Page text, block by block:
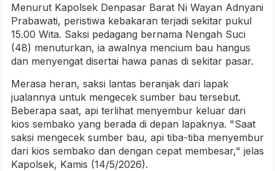
Menurut Kapolsek Denpasar Barat Ni Wayan Adnyani
Prabawati, peristiwa kebakaran terjadi sekitar pukul
15.00 Wita. Saksi pedagang bernama Nengah Suci
(48) menuturkan, ia awalnya mencium bau hangus
dan menyengat disertai hawa panas di sekitar pasar.
Merasa heran, saksi lantas beranjak dari lapak
jualannya untuk mengecek sumber bau tersebut.
Beberapa saat, api terlihat menyembur keluar dari
kios sembako yang berada di depan lapaknya. "Saat
saksi mengecek sumber bau, api tiba-tiba menyembur
dari kios sembako dan dengan cepat membesar," jelas
Kapolsek, Kamis (14/5/2026).